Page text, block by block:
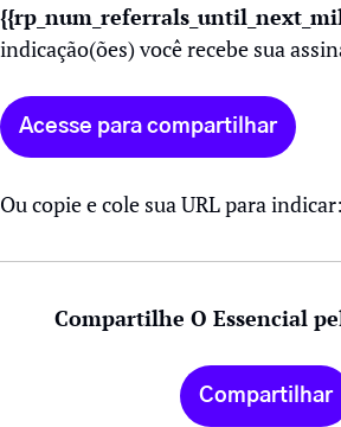
indicação(ões) você recebe sua
Acesse para compartilhar
Ou copie e cole sua URL para indicar:
Compartilhe O Essencial
Compartilhar